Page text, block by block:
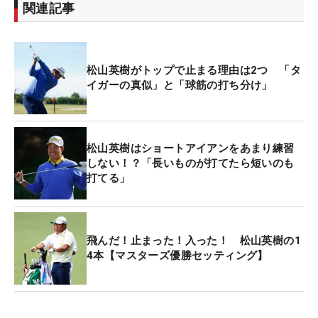
関連記事
松山英樹がトップで止まる理由は2つ 「タ
イガーの真似」と「球筋の打ち分け」
松山英樹はショートアイアンをあまり練習
しない！？「長いものが打てたら短いのも
打てる」
飛んだ！止まった！入った！ 松山英樹の1
4本【マスターズ優勝セッティング】